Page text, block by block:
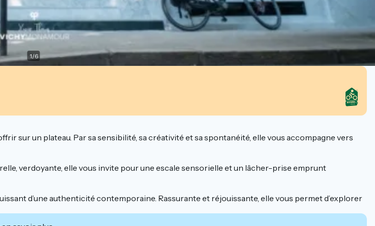
1/6
sur un plateau. Par sa sensibilité, sa créativité et sa spontanéité, elle vous accompagne vers
verdoyante, elle vous invite pour une escale sensorielle et un lâcher-prise emprunt
d’une authenticité contemporaine. Rassurante et réjouissante, elle vous permet d’explorer